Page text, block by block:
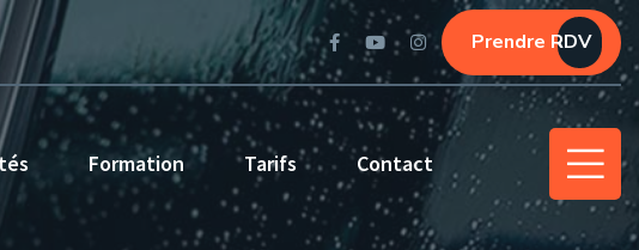
Prendre RDV
Formation Tarifs Contact